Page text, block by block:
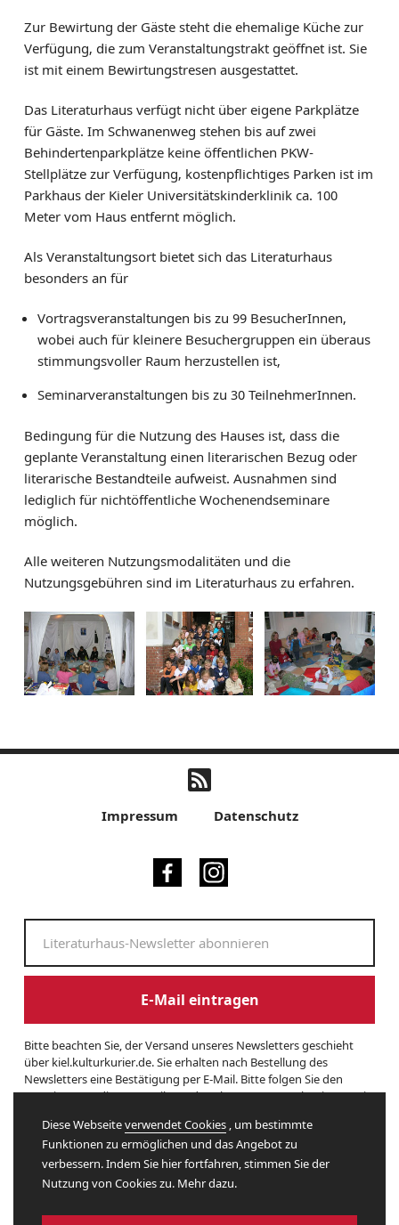
Zur Bewirtung der Gäste steht die ehemalige Küche zur
Verfügung, die zum Veranstaltungstrakt geöffnet ist. Sie
ist mit einem Bewirtungstresen ausgestattet.
Das Literaturhaus verfügt nicht über eigene Parkplätze
für Gäste. Im Schwanenweg stehen bis auf zwei
Behindertenparkplätze keine öffentlichen PKW-
Stellplätze zur Verfügung, kostenpflichtiges Parken ist im
Parkhaus der Kieler Universitätskinderklinik ca. 100
Meter vom Haus entfernt möglich.
Als Veranstaltungsort bietet sich das Literaturhaus
besonders an für
Vortragsveranstaltungen bis zu 99 BesucherInnen,
wobei auch für kleinere Besuchergruppen ein überaus
stimmungsvoller Raum herzustellen ist,
Seminarveranstaltungen bis zu 30 TeilnehmerInnen.
Bedingung für die Nutzung des Hauses ist, dass die
geplante Veranstaltung einen literarischen Bezug oder
literarische Bestandteile aufweist. Ausnahmen sind
lediglich für nichtöffentliche Wochenendseminare
möglich.
Alle weiteren Nutzungsmodalitäten und die
Nutzungsgebühren sind im Literaturhaus zu erfahren.
Impressum Datenschutz
E-Mail eintragen
Bitte beachten Sie, der Versand unseres Newsletters geschieht
über kiel.kulturkurier.de. Sie erhalten nach Bestellung des
Newsletters eine Bestätigung per E-Mail. Bitte folgen Sie den
Anweisungen dieser E-Mail, um das Abonnement zu beginnen. Sie
Ende eines Newsletters entsprechende Informationen. Und hier
finden Sie unsereDatenschutzerklärung.
Diese Webseiteverwendet Cookies , um bestimmte
Funktionen zu ermöglichen und das Angebot zu
verbessern. Indem Sie hier fortfahren, stimmen Sie der
Nutzung von Cookies zu. Mehr dazu.